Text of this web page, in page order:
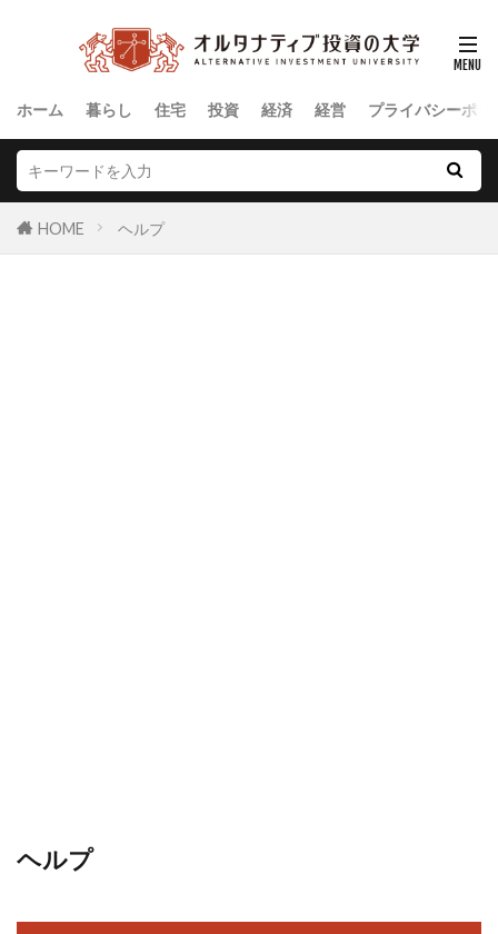
ホーム 暮らし 住宅 投資 経済 経営 プライバシーポリ
HOME ヘルプ
ヘルプ